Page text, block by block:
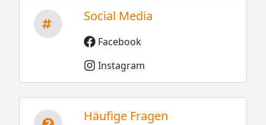
Social Media
Facebook
Instagram
Häufige Fragen